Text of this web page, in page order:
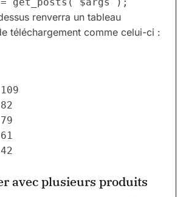
renverra un tableau
téléchargement comme celui-ci :
avec plusieurs produits